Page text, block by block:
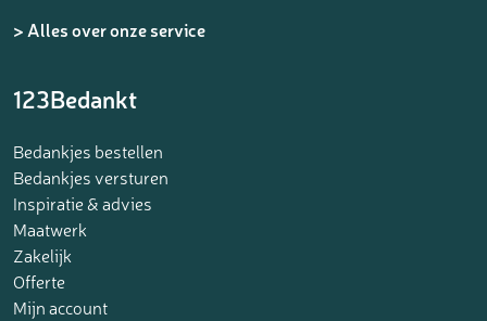
> Alles over onze service
123Bedankt
Bedankjes bestellen
Bedankjes versturen
Inspiratie & advies
Maatwerk
Zakelijk
Offerte
Mijn account